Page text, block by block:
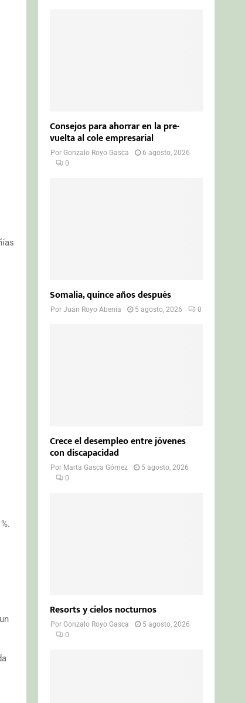
Consejos para ahorrar en la pre-
vuelta al cole empresarial
PorGonzalo Royo Gasca
6 agosto, 2026
0
Somalia, quince años después
PorJuan Royo Abenia 5 agosto, 2026 0
Crece el desempleo entre jóvenes
con discapacidad
Por Marta Gasca Gómez
5 agosto, 2026
0
Resorts y cielos nocturnos
PorGonzalo Royo Gasca
5 agosto, 2026
0